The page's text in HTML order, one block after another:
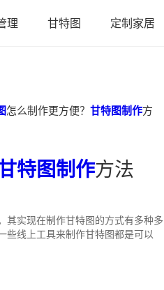
理 甘特图 定制家居
怎么制作更方便？ 甘特图制作方
特图制作方法
其实现在制作甘特图的方式有多种多
些线上工具来制作甘特图都是可以